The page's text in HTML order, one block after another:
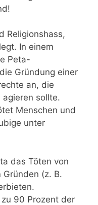
Religionshass,
In einem
Peta-
Gründung einer
an, die
sollte.
Menschen und
unter
das Töten von
(z. B.
90 Prozent der